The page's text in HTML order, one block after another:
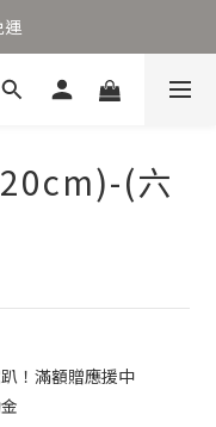
👉🏻
運
👉🏻
(六
！滿額贈應援中